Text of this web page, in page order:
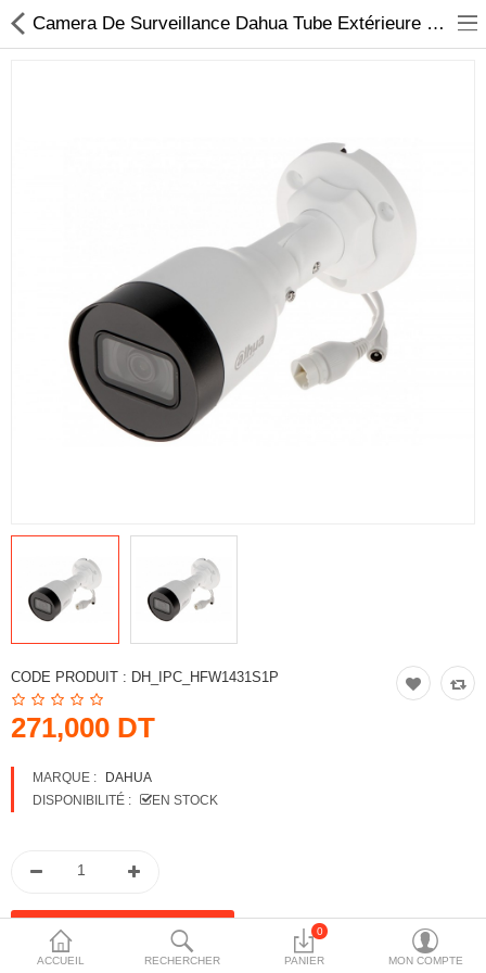
Régulateur de tension
Monophase
Instrument de mesure
Comparer
Liste de souhaits
(0)
ACCUEIL RECHERCHER
0
PANIER MON COMPTE
Camera De Surveillance Dahua Tube Extérieure 4 Mpx DH_IPC_HFW1431S1P Tunisie |AmyShop
CODE PRODUIT : DH_IPC_HFW1431S1P
271,000 DT
MARQUE :
DAHUA
DISPONIBILITÉ :
EN STOCK